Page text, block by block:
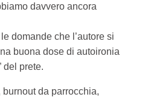
davvero ancora
domande che l’autore si
buona dose di autoironia
del prete.
da parrocchia,